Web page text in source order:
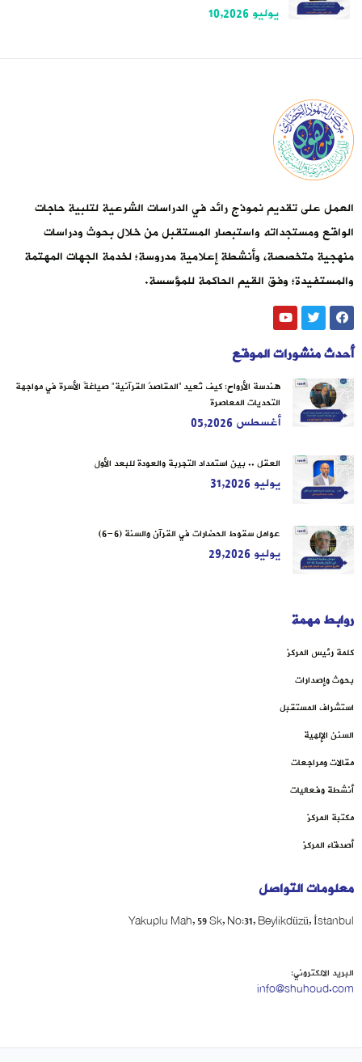
يوليو 10,2026
العمل على تقديم نموذج رائد في الدراسات الشرعية لتلبية حاجات
الواقع ومستجداته واستبصار المستقبل من خلال بحوث ودراسات
منهجية متخصصة، وأنشطة إعلامية مدروسة؛ لخدمة الجهات المهتمة
والمستفيدة؛ وفق القيم الحاكمة للمؤسسة.
أحدث منشورات الموقع
هندسة الأرواح: كيف تُعيد “المقاصدُ القرآنية” صياغةَ الأسرة في مواجهة
التحديات المعاصرة
أغسطس 05,2026
العقل .. بين استمداد التجربة والعودة للبعد الأول
يوليو 31,2026
عوامل سقوط الحضارات في القرآن والسنة (6-6)
يوليو 29,2026
روابط مهمة
كلمة رئيس المركز
بحوث وإصدارات
استشراف المستقبل
السنن الإلهية
مقالات ومراجعات
أنشطة وفعاليات
مكتبة المركز
أصدقاء المركز
معلومات التواصل
Yakuplu Mah, 59 Sk, No:31, Beylikdüzü, İstanbul
البريد الالكتروني:
info@shuhoud.com